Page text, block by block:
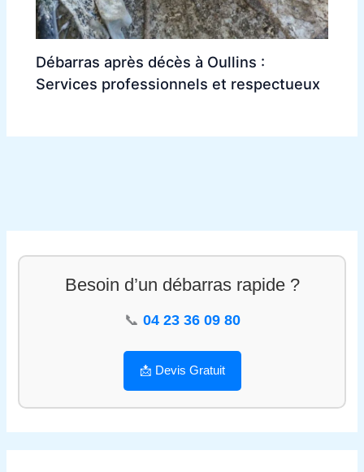
Débarras après décès à Oullins :
Services professionnels et respectueux
Besoin d’un débarras rapide ?
📞 04 23 36 09 80
📩 Devis Gratuit